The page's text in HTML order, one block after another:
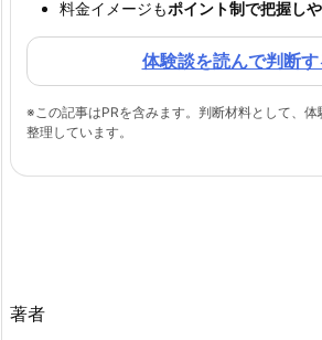
料金イメージもポイント制で把握し
体験談を読んで判断す
※この記事はPRを含みます。判断材料として、
整理しています。
著者